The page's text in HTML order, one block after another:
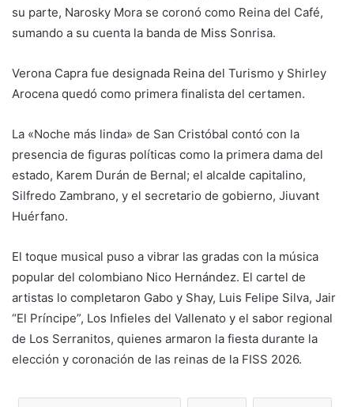
su parte, Narosky Mora se coronó como Reina del Café,
sumando a su cuenta la banda de Miss Sonrisa.
Verona Capra fue designada Reina del Turismo y Shirley
Arocena quedó como primera finalista del certamen.
​La «Noche más linda» de San Cristóbal contó con la
presencia de figuras políticas como la primera dama del
estado, Karem Durán de Bernal; el alcalde capitalino,
Silfredo Zambrano, y el secretario de gobierno, Jiuvant
Huérfano.
​El toque musical puso a vibrar las gradas con la música
popular del colombiano Nico Hernández. El cartel de
artistas lo completaron Gabo y Shay, Luis Felipe Silva, Jair
“El Príncipe”, Los Infieles del Vallenato y el sabor regional
de Los Serranitos, quienes armaron la fiesta durante la
elección y coronación de las reinas de la FISS 2026.